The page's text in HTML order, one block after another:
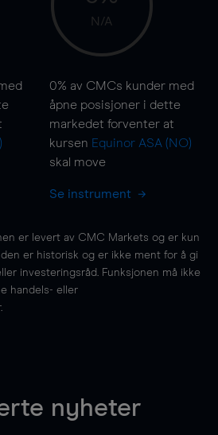
N/A
0% av CMCs kunder med
åpne posisjoner i dette
markedet forventer at
kursen Equinor ASA (NO)
skal move
Se instrument
er levert av CMC Markets og er kun
er historisk og er ikke ment for å gi
investeringsråd. Funksjonen må ikke
handels- eller
nyheter